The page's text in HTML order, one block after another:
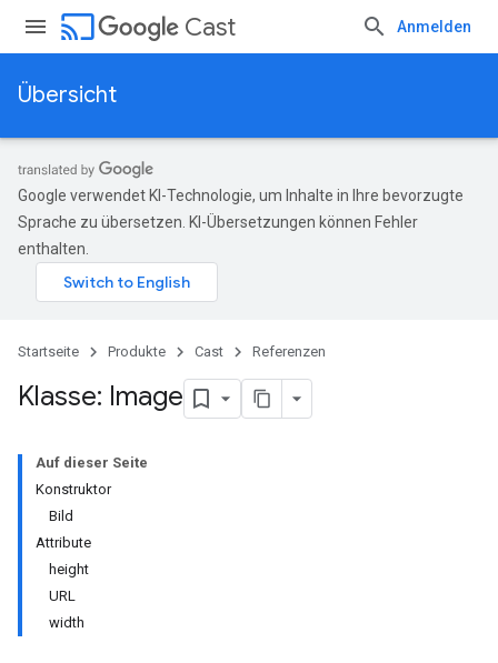
cast Cast Anmelden
Übersicht
Google verwendet KI-Technologie, um Inhalte in Ihre bevorzugte
Sprache zu übersetzen. KI-Übersetzungen können Fehler
enthalten.
Startseite Produkte Cast Referenzen
Klasse: Image
Auf dieser Seite
Konstruktor
Bild
Attribute
height
URL
width